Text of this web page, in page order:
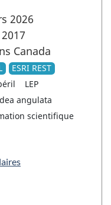
2026
Canada
ESRI REST
LEP
angulata
scientifique